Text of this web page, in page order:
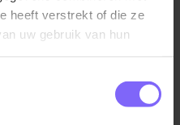
heeft verstrekt of die ze
uw gebruik van hun
Skillsprofiel